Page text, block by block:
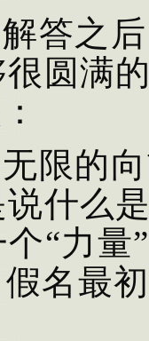
答之
圆满
限的
什么
“力量
假名最